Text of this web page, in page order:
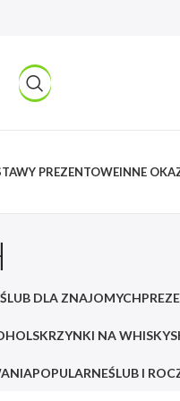
PREZENTOWEINNE
DLA ZNAJOMYCH
SKRZYNKI NA WHISKY
POPULARNEŚLUB I